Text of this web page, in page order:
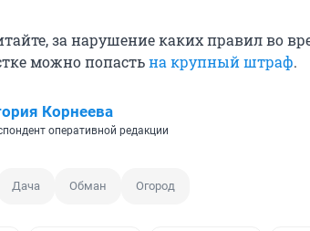
за нарушение каких правил во
можно попастьна крупный штраф.
Корнеева
оперативной редакции
Дача Обман Огород